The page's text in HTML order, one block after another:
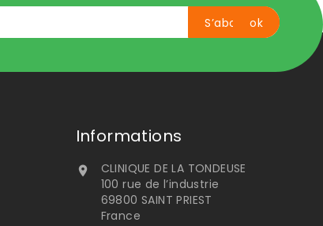
Informations

CLINIQUE DE LA TONDEUSE
100 rue de l’industrie
69800 SAINT PRIEST
France